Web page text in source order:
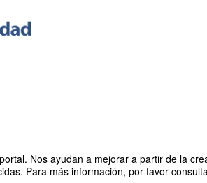
Nos ayudan a mejorar a partir de la
Para más información, por favor